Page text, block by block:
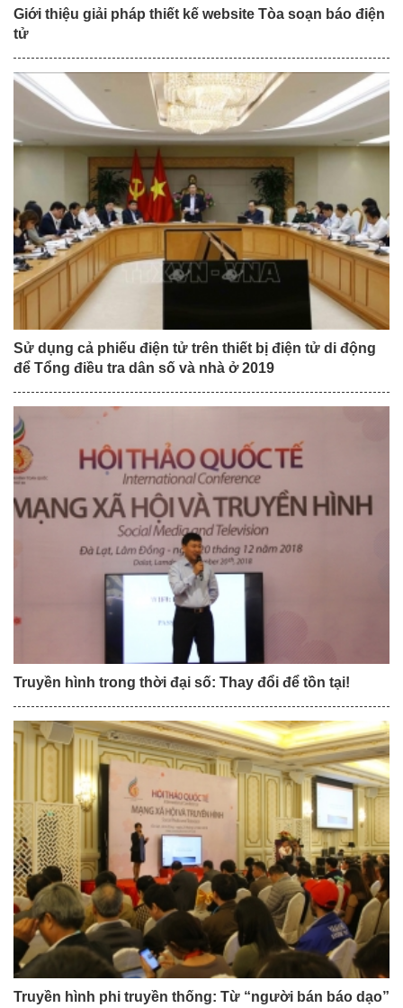
Giới thiệu giải pháp thiết kế website Tòa soạn báo điện
tử
Sử dụng cả phiếu điện tử trên thiết bị điện tử di động
để Tổng điều tra dân số và nhà ở 2019
Truyền hình trong thời đại số: Thay đổi để tồn tại!
Truyền hình phi truyền thống: Từ “người bán báo dạo”